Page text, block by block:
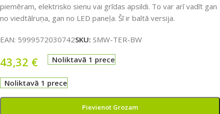
piemēram, elektrisko sienu vai grīdas apsildi. To var arī vadīt gan
no viedtālruņa, gan no LED paneļa. Šī ir baltā versija.
EAN: 5999572030742SKU: SMW-TER-BW
43,32 € Noliktavā 1 prece
Noliktavā 1 prece
Pievienot Grozam